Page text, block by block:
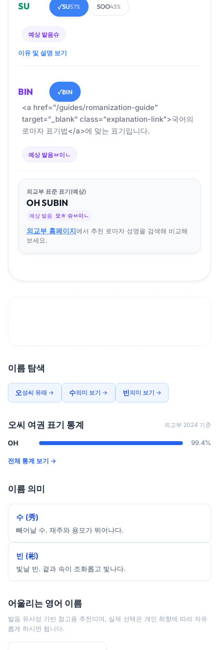
SU ✓SU57% SOO43%
예상 발음슈
이유 및 설명 보기
BIN ✓BIN
<a href="/guides/romanization-guide"
target="_blank" class="explanation-link">국어의
로마자 표기법</a>에 맞는 표기입니다.
예상 발음ㅂ이ㄴ
외교부 표준 표기(예상)
OHSUBIN
예상 발음 오ㅎ 슈ㅂ이ㄴ
외교부 홈페이지에서 추천 로마자 성명을 검색해 비교해
보세요.
이름 탐색
오성씨 유래 → 수의미 보기 → 빈의미 보기 →
오씨 여권 표기 통계 외교부 2024 기준
OH 99.4%
전체 통계 보기 →
이름 의미
수 (秀)
빼어날 수. 재주와 용모가 뛰어나다.
빈 (彬)
빛날 빈. 겉과 속이 조화롭고 빛나다.
어울리는 영어 이름
발음 유사성 기반 참고용 추천이며, 실제 선택은 개인 취향에 따라 자유
롭게 하시면 됩니다.